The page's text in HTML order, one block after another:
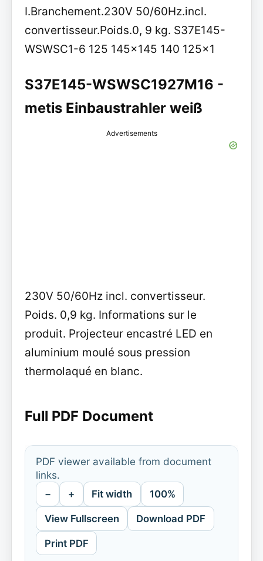
I.Branchement.230V 50/60Hz.incl.
convertisseur.Poids.0, 9 kg. S37E145-
WSWSC1-6 125 145x145 140 125x1
S37E145-WSWSC1927M16 -
metis Einbaustrahler weiß
Advertisements
230V 50/60Hz incl. convertisseur.
Poids. 0,9 kg. Informations sur le
produit. Projecteur encastré LED en
aluminium moulé sous pression
thermolaqué en blanc.
Full PDF Document
PDF viewer available from document
links.
− + Fit width 100%
View Fullscreen Download PDF
Print PDF